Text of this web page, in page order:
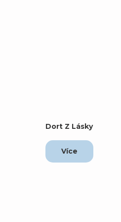
Dort Z Lásky
Více